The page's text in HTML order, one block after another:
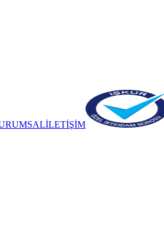
İLETİŞİM